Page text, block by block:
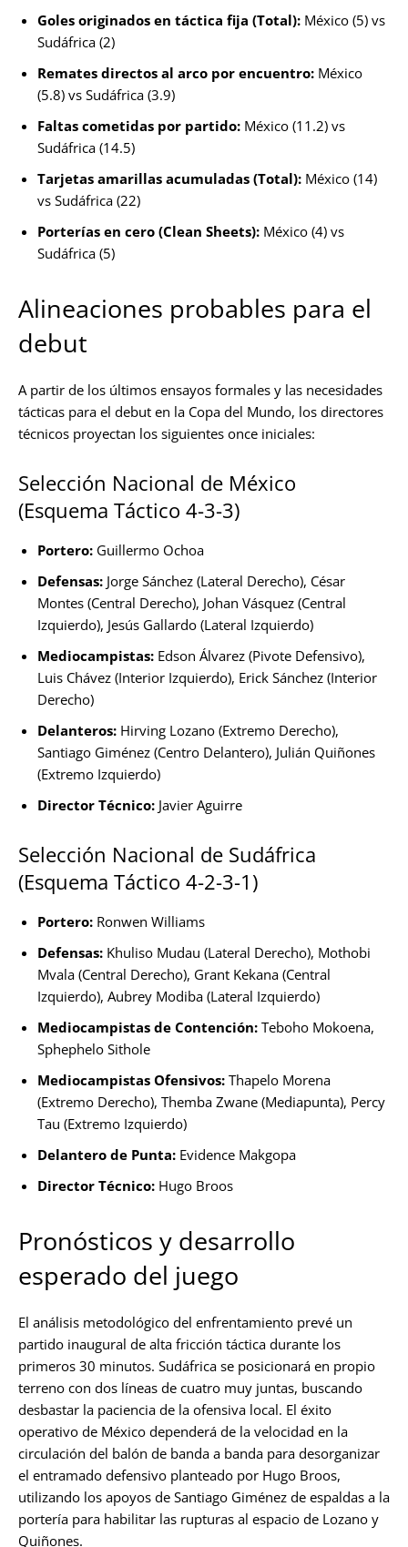
Goles originados en táctica fija (Total): México (5) vs
Sudáfrica (2)
Remates directos al arco por encuentro: México
(5.8) vs Sudáfrica (3.9)
Faltas cometidas por partido: México (11.2) vs
Sudáfrica (14.5)
Tarjetas amarillas acumuladas (Total): México (14)
vs Sudáfrica (22)
Porterías en cero (Clean Sheets): México (4) vs
Sudáfrica (5)
Alineaciones probables para el
debut
A partir de los últimos ensayos formales y las necesidades
tácticas para el debut en la Copa del Mundo, los directores
técnicos proyectan los siguientes once iniciales:
Selección Nacional de México
(Esquema Táctico 4-3-3)
Portero: Guillermo Ochoa
Defensas: Jorge Sánchez (Lateral Derecho), César
Montes (Central Derecho), Johan Vásquez (Central
Izquierdo), Jesús Gallardo (Lateral Izquierdo)
Mediocampistas: Edson Álvarez (Pivote Defensivo),
Luis Chávez (Interior Izquierdo), Erick Sánchez (Interior
Derecho)
Delanteros: Hirving Lozano (Extremo Derecho),
Santiago Giménez (Centro Delantero), Julián Quiñones
(Extremo Izquierdo)
Director Técnico: Javier Aguirre
Selección Nacional de Sudáfrica
(Esquema Táctico 4-2-3-1)
Portero: Ronwen Williams
Defensas: Khuliso Mudau (Lateral Derecho), Mothobi
Mvala (Central Derecho), Grant Kekana (Central
Izquierdo), Aubrey Modiba (Lateral Izquierdo)
Mediocampistas de Contención: Teboho Mokoena,
Sphephelo Sithole
Mediocampistas Ofensivos: Thapelo Morena
(Extremo Derecho), Themba Zwane (Mediapunta), Percy
Tau (Extremo Izquierdo)
Delantero de Punta: Evidence Makgopa
Director Técnico: Hugo Broos
Pronósticos y desarrollo
esperado del juego
El análisis metodológico del enfrentamiento prevé un
partido inaugural de alta fricción táctica durante los
primeros 30 minutos. Sudáfrica se posicionará en propio
terreno con dos líneas de cuatro muy juntas, buscando
desbastar la paciencia de la ofensiva local. El éxito
operativo de México dependerá de la velocidad en la
circulación del balón de banda a banda para desorganizar
el entramado defensivo planteado por Hugo Broos,
utilizando los apoyos de Santiago Giménez de espaldas a la
portería para habilitar las rupturas al espacio de Lozano y
Quiñones.